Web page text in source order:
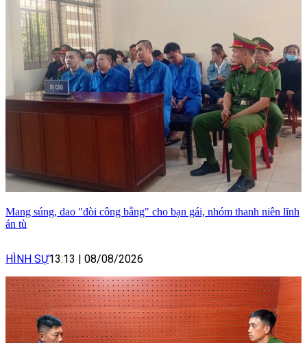
Mang súng, dao "đòi công bằng" cho bạn gái, nhóm thanh niên lĩnh
án tù
HÌNH SỰ13:13 | 08/08/2026